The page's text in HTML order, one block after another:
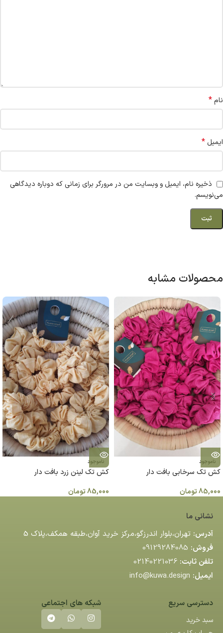
نام*
ایمیل *
ذخیره نام، ایمیل و وبسایت من در مرورگر برای زمانی که دوباره دیدگاهی
می‌نویسم.
محصولات مشابه
ناموجود
کش تک سرخابی بافت دار
85,000تومان
ناموجود
کش تک لینن زرد بافت دار
85,000تومان
نشانی ما
آدرس: تهران،بلوار اندرزگو،مركز خريد آوان،طبقه همكف،پلاك 5
فروش: 09129284085
تلفن ثابت: 02140221036
ایمیل: info@kuwa.design
دسترسی سریع
سبد خرید
شبکه های اجتماعی